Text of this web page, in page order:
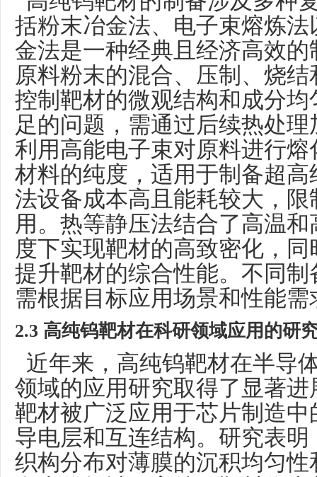
括粉末冶金法、电子束熔炼
金法是一种经典且经济高效
原料粉末的混合、压制、烧
控制靶材的微观结构和成分
足的问题，需通过后续热处
利用高能电子束对原料进行
材料的纯度，适用于制备超
法设备成本高且能耗较大，
用。热等静压法结合了高温
度下实现靶材的高致密化，
提升靶材的综合性能。不同
需根据目标应用场景和性能
2.3 高纯钨靶材在科研领域应用的研
近年来，高纯钨靶材在半导
领域的应用研究取得了显著
靶材被广泛应用于芯片制造
导电层和互连结构。研究表
织构分布对薄膜的沉积均匀